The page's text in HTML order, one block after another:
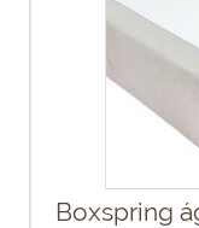
Boxspring